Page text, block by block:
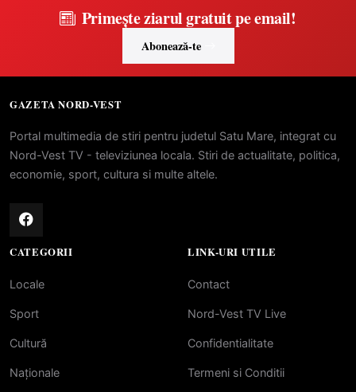
Primește ziarul gratuit pe email!
Abonează-te
GAZETA NORD-VEST
Portal multimedia de stiri pentru judetul Satu Mare, integrat cu
Nord-Vest TV - televiziunea locala. Stiri de actualitate, politica,
economie, sport, cultura si multe altele.
CATEGORII
Locale
Sport
Cultură
Naționale
LINK-URI UTILE
Contact
Nord-Vest TV Live
Confidentialitate
Termeni si Conditii